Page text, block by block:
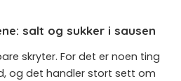
salt og sukker i sausen
skryter. For det er noen ting
og det handler stort sett om